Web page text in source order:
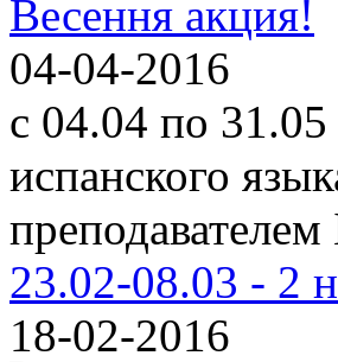
Весення акция!
04-04-2016
с 04.04 по
испанского
23.02-08.03 - 2
18-02-2016